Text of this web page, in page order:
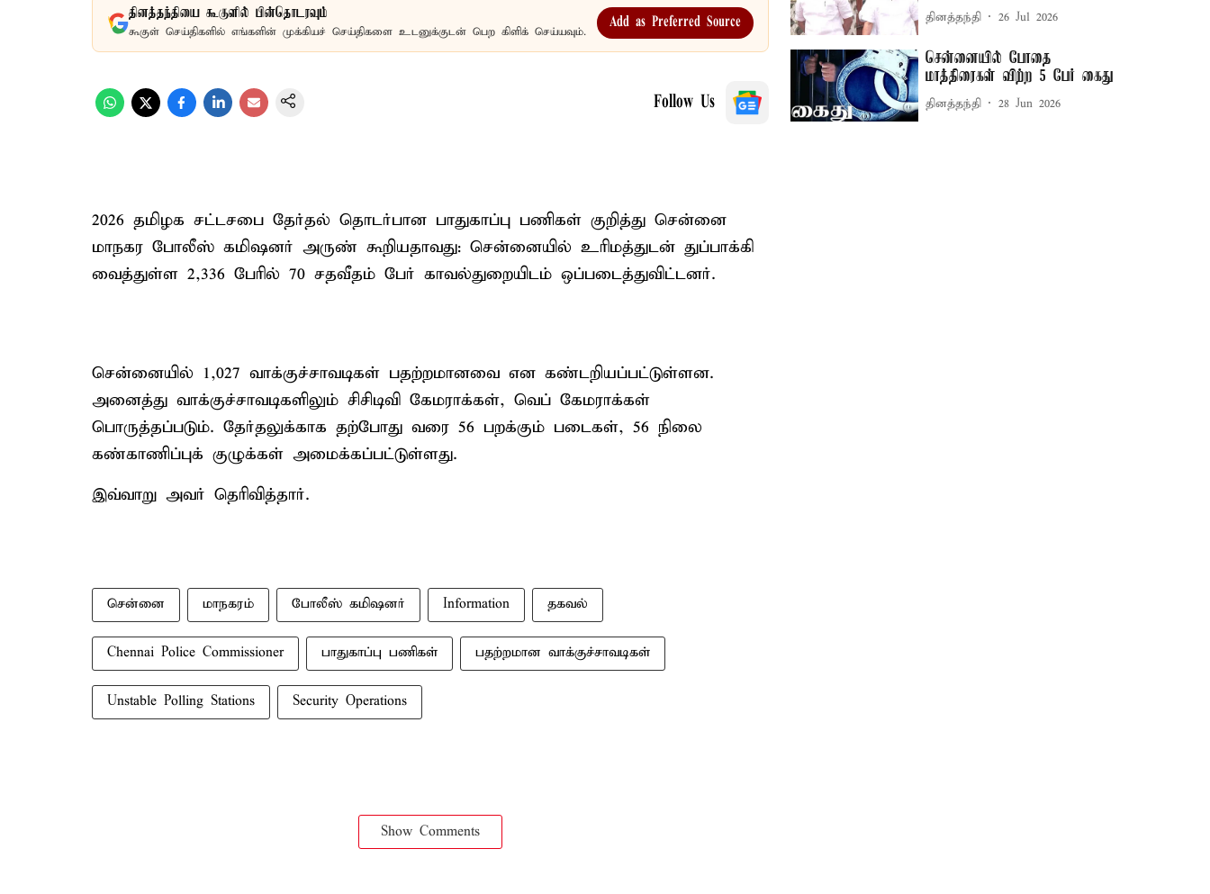
தினத்தந்தியை கூகுளில் பின்தொடரவும்
கூகுள் செய்திகளில் எங்களின் முக்கியச் செய்திகளை உடனுக்குடன் பெற கிளிக் செய்யவும்.
Add as Preferred Source
Follow Us
2026 தமிழக சட்டசபை தேர்தல் தொடர்பான பாதுகாப்பு பணிகள் குறித்து சென்னை
மாநகர போலீஸ் கமிஷனர் அருண் கூறியதாவது: சென்னையில் உரிமத்துடன் துப்பாக்கி
வைத்துள்ள 2,336 பேரில் 70 சதவீதம் பேர் காவல்துறையிடம் ஒப்படைத்துவிட்டனர்.
சென்னையில் 1,027 வாக்குச்சாவடிகள் பதற்றமானவை என கண்டறியப்பட்டுள்ளன.
அனைத்து வாக்குச்சாவடிகளிலும் சிசிடிவி கேமராக்கள், வெப் கேமராக்கள்
பொருத்தப்படும். தேர்தலுக்காக தற்போது வரை 56 பறக்கும் படைகள், 56 நிலை
கண்காணிப்புக் குழுக்கள் அமைக்கப்பட்டுள்ளது.
இவ்வாறு அவர் தெரிவித்தார்.
சென்னை மாநகரம் போலீஸ் கமிஷனர் Information தகவல்
Chennai Police Commissioner பாதுகாப்பு பணிகள் பதற்றமான வாக்குச்சாவடிகள்
Unstable Polling Stations Security Operations
Show Comments
தினத்தந்தி 26 Jul 2026
சென்னையில் போதை
மாத்திரைகள் விற்ற 5 பேர் கைது
தினத்தந்தி 28 Jun 2026